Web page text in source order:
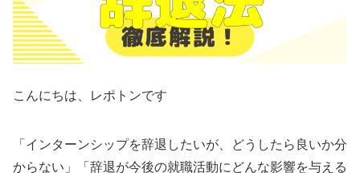
こんにちは、レポトンです
「インターンシップを辞退したいが、どうしたら良いか分
からない」「辞退が今後の就職活動にどんな影響を与える